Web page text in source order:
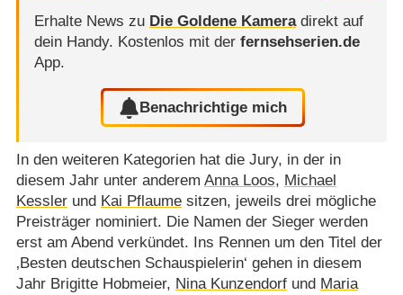
Erhalte News zu Die Goldene Kameradirekt auf
dein Handy. Kostenlos mit der fernsehserien.de
App.
Benachrichtige mich
In den weiteren Kategorien hat die Jury, in der in
diesem Jahr unter anderem Anna Loos, Michael
Kesslerund Kai Pflaumesitzen, jeweils drei mögliche
Preisträger nominiert. Die Namen der Sieger werden
erst am Abend verkündet. Ins Rennen um den Titel der
‚Besten deutschen Schauspielerin‘ gehen in diesem
Jahr Brigitte Hobmeier, Nina Kunzendorfund Maria